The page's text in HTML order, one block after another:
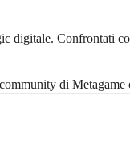
digitale. Confrontati
di